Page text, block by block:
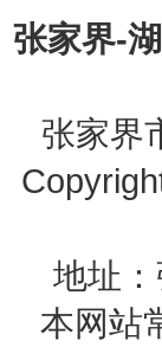
张家界-
张家界
地址
本网站